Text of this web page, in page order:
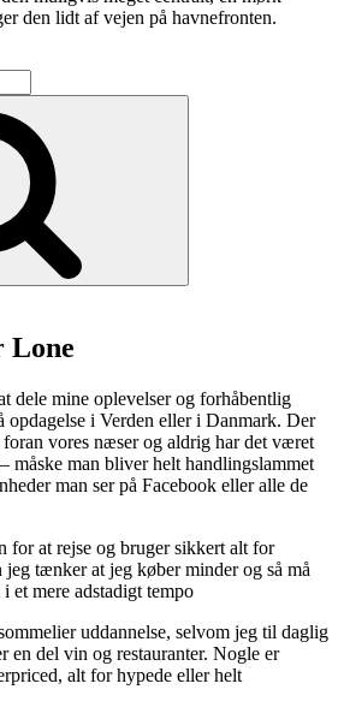
den lidt af vejen på havnefronten.
Lone
dele mine oplevelser og forhåbentlig
opdagelse i Verden eller i Danmark. Der
vores næser og aldrig har det været
måske man bliver helt handlingslammet
man ser på Facebook eller alle de
for at rejse og bruger sikkert alt for
jeg tænker at jeg køber minder og så må
et mere adstadigt tempo
uddannelse, selvom jeg til daglig
en del vin og restauranter. Nogle er
alt for hypede eller helt